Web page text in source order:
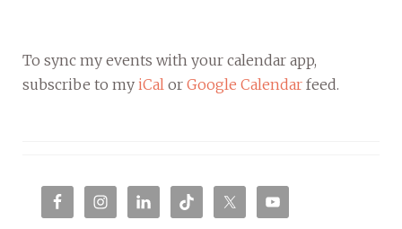
To sync my events with your calendar app,
subscribe to my iCal or Google Calendar feed.